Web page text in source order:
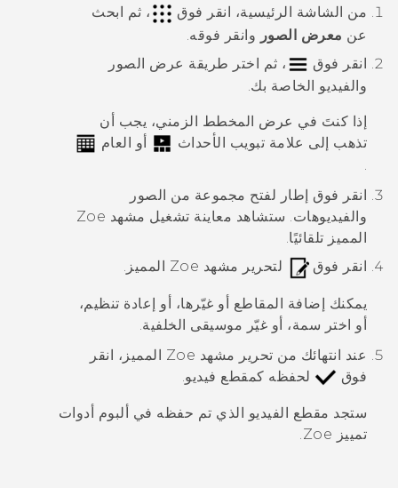
من الشاشة
الرئيسية، انقر فوق
، ثم ابحث
عن معرض الصور وانقر فوقه.
انقر فوق
، ثم اختر طريقة عرض الصور
والفيديو الخاصة بك.
إذا كنتَ في عرض المخطط الزمني، يجب أن
تذهب إلى علامة تبويب الأحداث أو العام
.
انقر فوق إطار لفتح مجموعة من الصور
والفيديوهات. ستشاهد معاينة تشغيل مشهد Zoe
المميز تلقائيًا.
انقر فوق
لتحرير مشهد Zoe المميز.
يمكنك إضافة المقاطع أو غيّرها، أو إعادة تنظيم،
أو اختر سمة، أو غيّر موسيقى الخلفية.
عند انتهائك من تحرير مشهد Zoe المميز، انقر
فوق
لحفظه كمقطع فيديو.
ستجد مقطع الفيديو الذي تم حفظه في ألبوم أدوات
تمييز Zoe
.